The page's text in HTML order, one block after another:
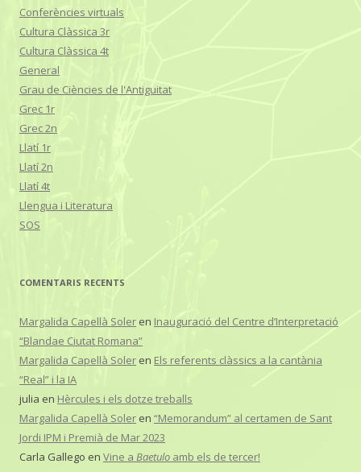
Conferències virtuals
Cultura Clàssica 3r
Cultura Clàssica 4t
General
Grau de Ciències de l'Antiguitat
Grec 1r
Grec 2n
Llatí 1r
Llatí 2n
Llatí 4t
Llengua i Literatura
SOS
COMENTARIS RECENTS
Margalida Capellà Soler en Inauguració del Centre d’Interpretació
“Blandae Ciutat Romana”
Margalida Capellà Soler en Els referents clàssics a la cantània
“Real” i la IA
julia en Hèrcules i els dotze treballs
Margalida Capellà Soler en “Memorandum” al certamen de Sant
Jordi IPM i Premià de Mar 2023
Carla Gallego en Vine a Baetulo amb els de tercer!